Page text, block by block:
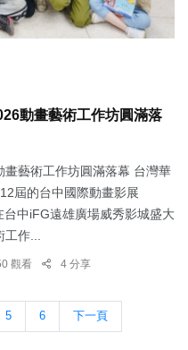
動畫藝術工作坊圓滿落
藝術工作坊圓滿落幕 台灣華
屆的台中國際動畫影展
台中iFG遠雄廣場威秀影城盛大
作...
觀看 4 分享
5 6 下一頁